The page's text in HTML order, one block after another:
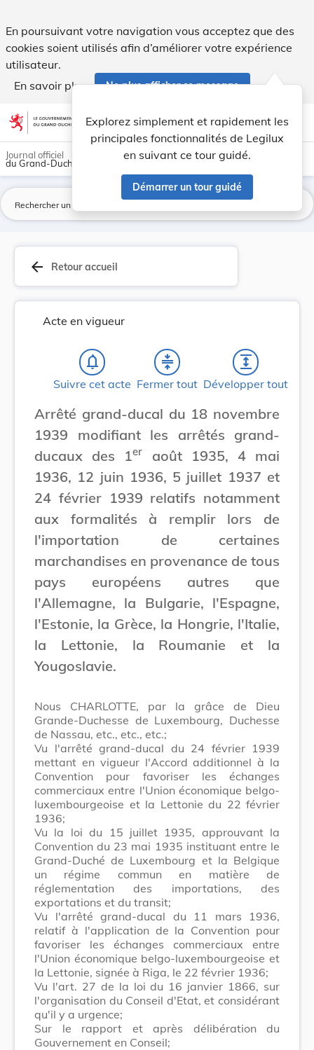
En poursuivant votre navigation vous acceptez que des
cookies soient utilisés afin d’améliorer votre expérience
utilisateur.
En savoir plus
Ne plus afficher ce message
Aller au contenu account_circle help Aide
Explorez simplement et rapidement les
principales fonctionnalités de Legilux
en suivant ce tour guidé.
Démarrer un tour guidé
light_mode dark_mode
Journal officiel
du Grand-Duché de Luxembourg
arrow_back Retour accueil
Acte en vigueur
notifications_none
Suivre cet acte
compress
Fermer tout
expand
Développer tout
Arrêté grand-ducal du 18 novembre
1939 modifiant les arrêtés grand-
ducaux des 1er
août 1935, 4 mai
1936, 12 juin 1936, 5 juillet 1937 et
24 février 1939 relatifs notamment
aux formalités à remplir lors de
l'importation de certaines
marchandises en provenance de tous
pays européens autres que
l'Allemagne, la Bulgarie, l'Espagne,
l'Estonie, la Grèce, la Hongrie, l'Italie,
la Lettonie, la Roumanie et la
Yougoslavie.
Nous CHARLOTTE, par la grâce de Dieu
Grande-Duchesse de Luxembourg, Duchesse
de Nassau, etc., etc., etc.;
Vu l'arrêté grand-ducal du 24 février 1939
mettant en vigueur l'Accord additionnel à la
Convention pour favoriser les échanges
commerciaux entre l'Union économique belgo-
luxembourgeoise et la Lettonie du 22 février
1936;
Vu la loi du 15 juillet 1935, approuvant la
Convention du 23 mai 1935 instituant entre le
Grand-Duché de Luxembourg et la Belgique
un régime commun en matière de
réglementation des importations, des
exportations et du transit;
Vu l'arrêté grand-ducal du 11 mars 1936,
relatif à l'application de la Convention pour
favoriser les échanges commerciaux entre
l'Union économique belgo-luxembourgeoise et
la Lettonie, signée à Riga, le 22 février 1936;
Vu l'art. 27 de la loi du 16 janvier 1866, sur
l'organisation du Conseil d'Etat, et considérant
qu'il y a urgence;
Sur le rapport et après délibération du
Gouvernement en Conseil;